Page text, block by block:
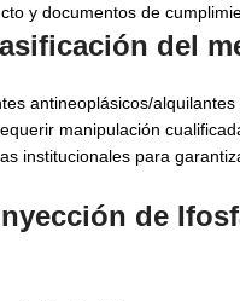
y documentos de
del
antineoplásicos/
manipulación
institucionales para
de